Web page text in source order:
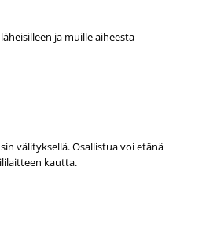
ja muille aiheesta
välityksellä. Osallistua voi etänä
kautta.